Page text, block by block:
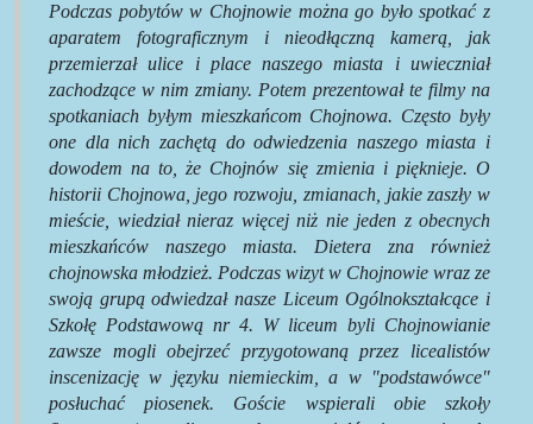
Podczas pobytów w Chojnowie można go było spotkać z
aparatem fotograficznym i nieodłączną kamerą, jak
przemierzał ulice i place naszego miasta i uwieczniał
zachodzące w nim zmiany. Potem prezentował te filmy na
spotkaniach byłym mieszkańcom Chojnowa. Często były
one dla nich zachętą do odwiedzenia naszego miasta i
dowodem na to, że Chojnów się zmienia i pięknieje. O
historii Chojnowa, jego rozwoju, zmianach, jakie zaszły w
mieście, wiedział nieraz więcej niż nie jeden z obecnych
mieszkańców naszego miasta. Dietera zna również
chojnowska młodzież. Podczas wizyt w Chojnowie wraz ze
swoją grupą odwiedzał nasze Liceum Ogólnokształcące i
Szkołę Podstawową nr 4. W liceum byli Chojnowianie
zawsze mogli obejrzeć przygotowaną przez licealistów
inscenizację w języku niemieckim, a w "podstawówce"
posłuchać piosenek. Goście wspierali obie szkoły